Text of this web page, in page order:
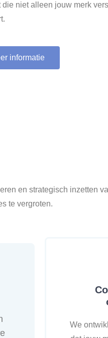
die niet alleen jouw merk
informatie
en strategisch inzetten
te vergroten.
We